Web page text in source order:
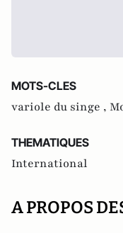
MOTS-CLES
variole du singe ,
THEMATIQUES
International
A PROPOS